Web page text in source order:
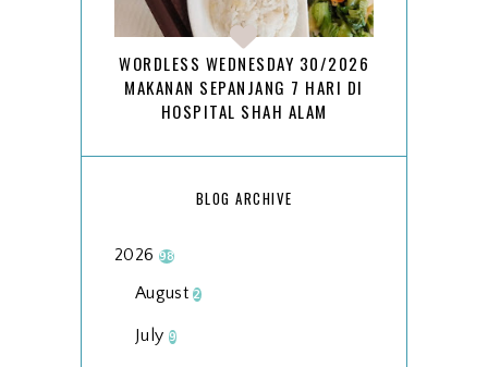
WORDLESS WEDNESDAY 30/2026
MAKANAN SEPANJANG 7 HARI DI
HOSPITAL SHAH ALAM
BLOG ARCHIVE
2026 98
August2
July 9